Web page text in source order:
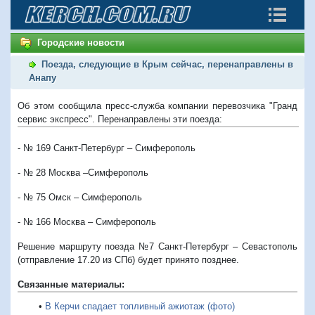
Городские новости
Поезда, следующие в Крым сейчас, перенаправлены в
Анапу
Об этом сообщила пресс-служба компании перевозчика "Гранд
сервис экспресс". Перенаправлены эти поезда:
- № 169 Санкт-Петербург – Симферополь
- № 28 Москва –Симферополь
- № 75 Омск – Симферополь
- № 166 Москва – Симферополь
Решение маршруту поезда №7 Санкт-Петербург – Севастополь
(отправление 17.20 из СПб) будет принято позднее.
Связанные материалы:
• В Керчи спадает топливный ажиотаж (фото)